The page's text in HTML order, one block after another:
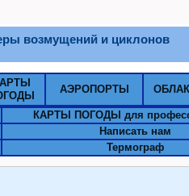
возмущений и циклонов
АЭРОПОРТЫ
КАРТЫ ПОГОДЫ для
Написать нам
Термограф